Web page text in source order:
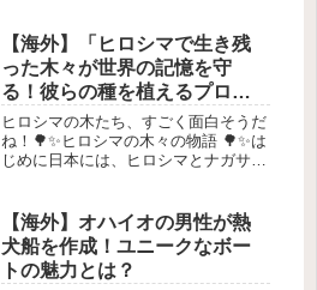
「目覚めた夢」なのかな？💭アマン
ダ・ゴーマンが2021年に言ったよう
に...
【海外】「ヒロシマで生き残
った木々が世界の記憶を守
る！彼らの種を植えるプロジ
ェクト」
ヒロシマの木たち、すごく面白そうだ
ね！🌳✨ヒロシマの木々の物語 🌳✨は
じめに日本には、ヒロシマとナガサキ
みは、私たちの歴史を忘れないように
するためのものです。最近、原爆投
下...
【海外】オハイオの男性が熱
犬船を作成！ユニークなボー
トの魅力とは？